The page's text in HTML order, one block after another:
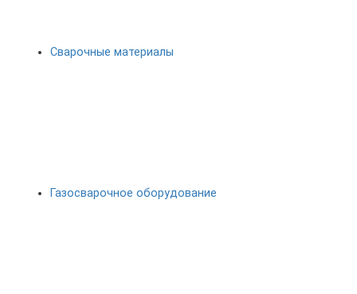
Сварочные материалы
Газосварочное оборудование